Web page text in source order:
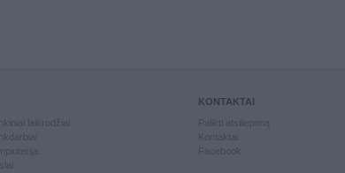
KONTAKTAI
Kontaktai